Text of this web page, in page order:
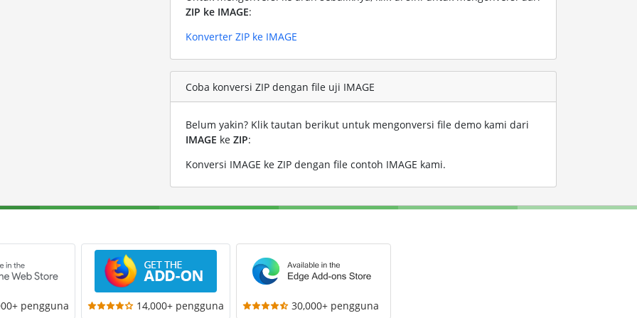
ZIP ke IMAGE:
Konverter ZIP ke IMAGE
Coba konversi ZIP dengan file uji IMAGE
Belum yakin? Klik tautan berikut untuk mengonversi file demo kami dari
IMAGE ke ZIP:
Konversi IMAGE ke ZIP dengan file contoh IMAGE kami.
pengguna 14,000+ pengguna 30,000+ pengguna